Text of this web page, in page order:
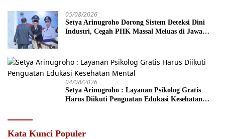
05/08/2026
Setya Arinugroho Dorong Sistem Deteksi Dini
Industri, Cegah PHK Massal Meluas di Jawa
04/08/2026
Setya Arinugroho : Layanan Psikolog Gratis
Harus Diikuti Penguatan Edukasi Kesehatan
Kata Kunci Populer